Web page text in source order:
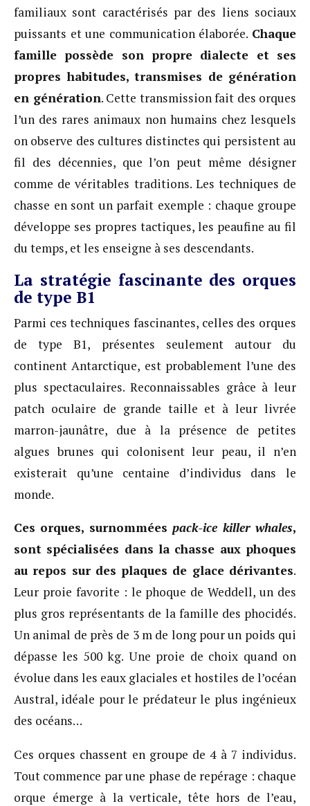
familiaux sont caractérisés par des liens sociaux
puissants et une communication élaborée. Chaque
famille possède son propre dialecte et ses
propres habitudes, transmises de génération
en génération. Cette transmission fait des orques
l’un des rares animaux non humains chez lesquels
on observe des cultures distinctes qui persistent au
fil des décennies, que l’on peut même désigner
comme de véritables traditions. Les techniques de
chasse en sont un parfait exemple : chaque groupe
développe ses propres tactiques, les peaufine au fil
du temps, et les enseigne à ses descendants.
La stratégie fascinante des orques
de type B1
Parmi ces techniques fascinantes, celles des orques
de type B1, présentes seulement autour du
continent Antarctique, est probablement l’une des
plus spectaculaires. Reconnaissables grâce à leur
patch oculaire de grande taille et à leur livrée
marron-jaunâtre, due à la présence de petites
algues brunes qui colonisent leur peau, il n’en
existerait qu’une centaine d’individus dans le
monde.
Ces orques, surnomméespack-ice killer whales,
sont spécialisées dans la chasse aux phoques
au repos sur des plaques de glace dérivantes.
Leur proie favorite : le phoque de Weddell, un des
plus gros représentants de la famille des phocidés.
Un animal de près de 3 m de long pour un poids qui
dépasse les 500 kg. Une proie de choix quand on
évolue dans les eaux glaciales et hostiles de l’océan
Austral, idéale pour le prédateur le plus ingénieux
des océans…
Ces orques chassent en groupe de 4 à 7 individus.
Tout commence par une phase de repérage : chaque
orque émerge à la verticale, tête hors de l’eau,